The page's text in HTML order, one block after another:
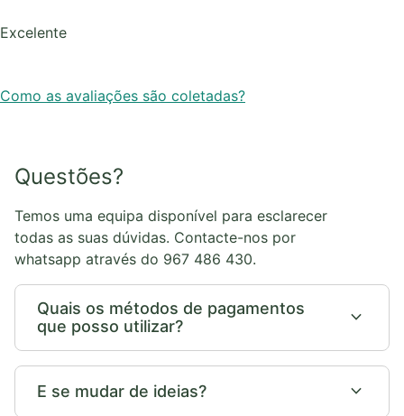
Excelente
Como as avaliações são coletadas?
Questões?
Temos uma equipa disponível para esclarecer
todas as suas dúvidas. Contacte-nos por
whatsapp através do 967 486 430.
Quais os métodos de pagamentos
que posso utilizar?
expand_more
E se mudar de ideias? expand_more